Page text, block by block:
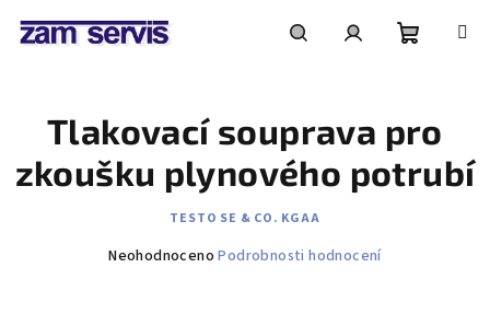
košík
Tlakovací souprava pro
zkoušku plynového potrubí
TESTO SE & CO. KGAA
Průměrné
Neohodnoceno Podrobnosti hodnocení